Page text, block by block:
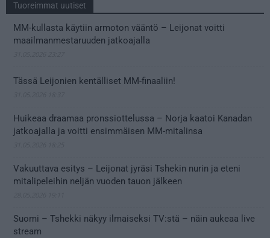
Tuoreimmat uutiset
MM-kullasta käytiin armoton vääntö – Leijonat voitti
maailmanmestaruuden jatkoajalla
Tässä Leijonien kentälliset MM-finaaliin!
Huikeaa draamaa pronssiottelussa – Norja kaatoi Kanadan
jatkoajalla ja voitti ensimmäisen MM-mitalinsa
Vakuuttava esitys – Leijonat jyräsi Tshekin nurin ja eteni
mitalipeleihin neljän vuoden tauon jälkeen
Suomi – Tshekki näkyy ilmaiseksi TV:stä – näin aukeaa live
stream